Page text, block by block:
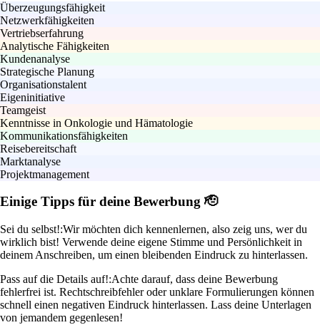
Überzeugungsfähigkeit
Netzwerkfähigkeiten
Vertriebserfahrung
Analytische Fähigkeiten
Kundenanalyse
Strategische Planung
Organisationstalent
Eigeninitiative
Teamgeist
Kenntnisse in Onkologie und Hämatologie
Kommunikationsfähigkeiten
Reisebereitschaft
Marktanalyse
Projektmanagement
Einige Tipps für deine Bewerbung 🫡
Sei du selbst!:Wir möchten dich kennenlernen, also zeig uns, wer du
wirklich bist! Verwende deine eigene Stimme und Persönlichkeit in
deinem Anschreiben, um einen bleibenden Eindruck zu hinterlassen.
Pass auf die Details auf!:Achte darauf, dass deine Bewerbung
fehlerfrei ist. Rechtschreibfehler oder unklare Formulierungen können
schnell einen negativen Eindruck hinterlassen. Lass deine Unterlagen
von jemandem gegenlesen!